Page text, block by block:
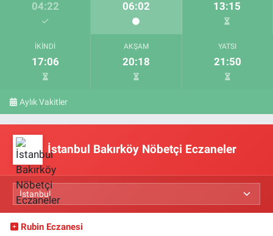
04:22 06:02 13:15
İKINDI
17:06
AKŞAM
20:18
YATSI
21:50
Aylık Vakitler
İstanbul Bakırköy Nöbetçi Eczaneler
Rubin Eczanesi